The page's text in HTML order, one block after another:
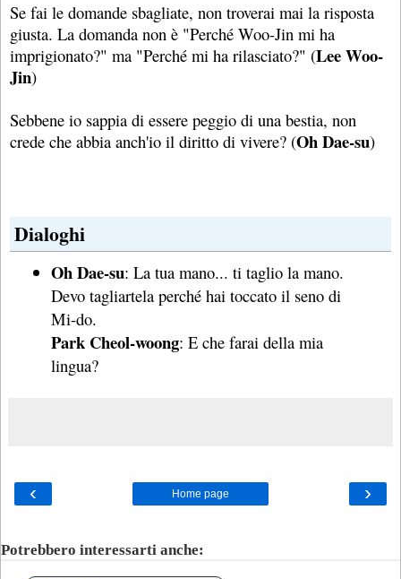
Se fai le domande sbagliate, non troverai mai la risposta
giusta. La domanda non è "Perché Woo-Jin mi ha
imprigionato?" ma "Perché mi ha rilasciato?" (Lee Woo-
Jin)
Sebbene io sappia di essere peggio di una bestia, non
crede che abbia anch'io il diritto di vivere? (Oh Dae-su)
Dialoghi
Oh Dae-su: La tua mano... ti taglio la mano.
Devo tagliartela perché hai toccato il seno di
Mi-do.
Park Cheol-woong: E che farai della mia
lingua?
‹ ›
Home page
Potrebbero interessarti anche: